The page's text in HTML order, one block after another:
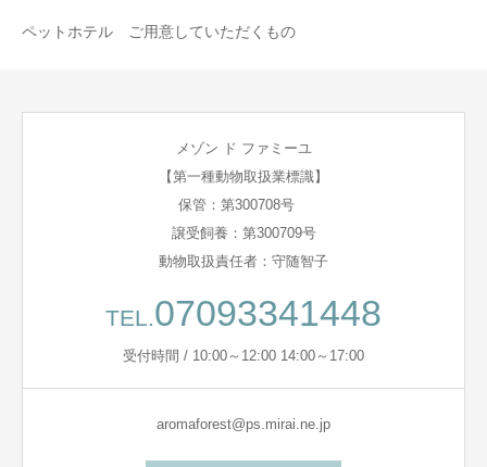
ペットホテル ご用意していただくもの
メゾン ド ファミーユ
【第一種動物取扱業標識】
保管：第300708号
譲受飼養：第300709号
動物取扱責任者：守随智子
TEL.07093341448
受付時間 / 10:00～12:00 14:00～17:00
aromaforest@ps.mirai.ne.jp